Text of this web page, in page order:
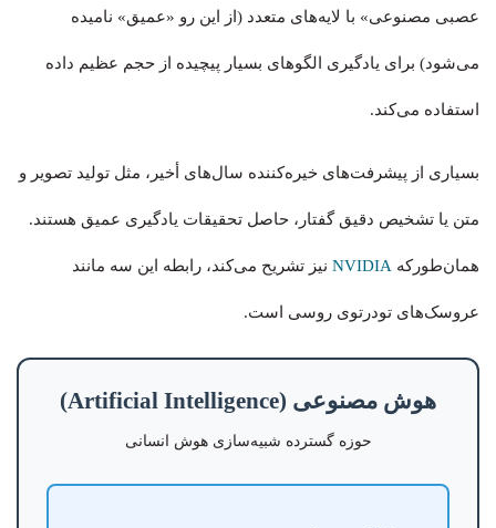
عصبی مصنوعی» با لایه‌های متعدد (از این رو «عمیق» نامیده
می‌شود) برای یادگیری الگوهای بسیار پیچیده از حجم عظیم داده
استفاده می‌کند.
بسیاری از پیشرفت‌های خیره‌کننده سال‌های أخیر، مثل تولید تصویر و
متن یا تشخیص دقیق گفتار، حاصل تحقیقات یادگیری عمیق هستند.
همان‌طورکه NVIDIA نیز تشریح می‌کند، رابطه این سه مانند
عروسک‌های تودرتوی روسی است.
هوش مصنوعی (Artificial Intelligence)
حوزه گسترده شبیه‌سازی هوش انسانی